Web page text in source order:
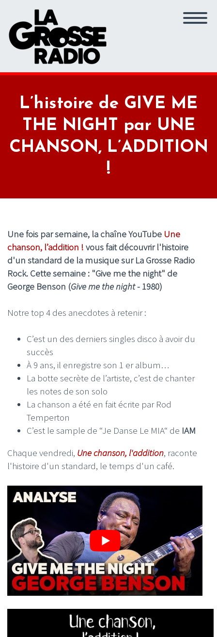
L’histoire de GIVE ME
THE NIGHT par UNE
CHANSON, L’ADDITION
!
Une fois par semaine, la chaîne YouTube Une
chanson, l’addition ! vous fait découvrir l'histoire
d'un standard de la musique sur La Grosse Radio
Rock. Cette semaine : "Give me the night" de
George Benson (Give me the night- 1980)
Notre top 4 des anecdotes à retenir :
C’est un des derniers singles disco à avoir du
succès
À 9 ans, il enregistre son 1 er album…
La botte secrète de l’artiste, c’est de chanter
les notes de son solo
La chanson a été en fait écrite par Rod
Temperton
C’est le sample de “Je Danse Le MIA“ de IAM
Chaque vendredi, Une chanson, l'addition, raconte
l'histoire d'un standard, le temps d'un café.